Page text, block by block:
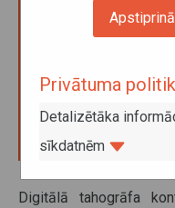
Iesnieguma
kartes pirmreizējai
100.00
Digitālā tahogrāfa
Privātuma
Detalizētāka
sīkdatnēm